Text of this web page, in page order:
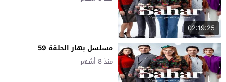
02:19:25
مسلسل بهار الحلقة 59
منذ 8 أشهر